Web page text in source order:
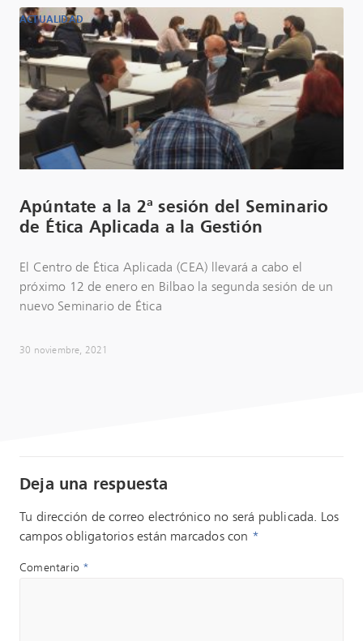
ACTUALIDAD
Apúntate a la 2ª sesión del Seminario
de Ética Aplicada a la Gestión
El Centro de Ética Aplicada (CEA) llevará a cabo el
próximo 12 de enero en Bilbao la segunda sesión de un
nuevo Seminario de Ética
30 noviembre, 2021
Deja una respuesta
Tu dirección de correo electrónico no será publicada.
Los
campos obligatorios están marcados con *
Comentario *